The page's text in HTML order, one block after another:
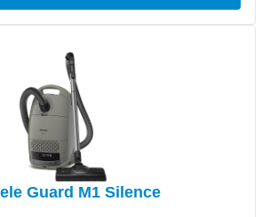
Guard M1 Silence